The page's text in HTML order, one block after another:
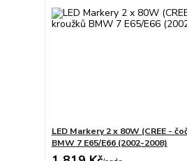
LED Markery 2 x 80W (CREE -
BMW 7 E65/E66 (2002-2008)